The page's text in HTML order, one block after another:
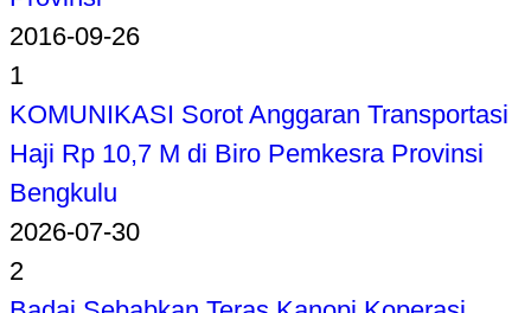
2016-09-26
1
KOMUNIKASI Sorot Anggaran Transportasi
Haji Rp 10,7 M di Biro Pemkesra Provinsi
Bengkulu
2026-07-30
2